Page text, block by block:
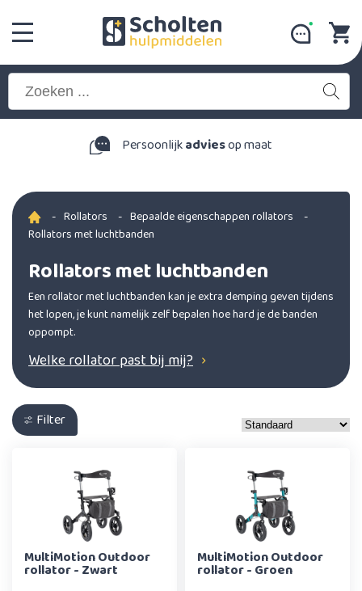
Persoonlijkadviesop maat
- Rollators - Bepaalde eigenschappen rollators
-
Rollators met luchtbanden
Rollators met luchtbanden
Een rollator met luchtbanden kan je extra demping geven tijdens
het lopen, je kunt namelijk zelf bepalen hoe hard je de banden
oppompt.
Welke rollator past bij mij?
Filter
MultiMotion Outdoor
rollator - Zwart
MultiMotion Outdoor
rollator - Groen